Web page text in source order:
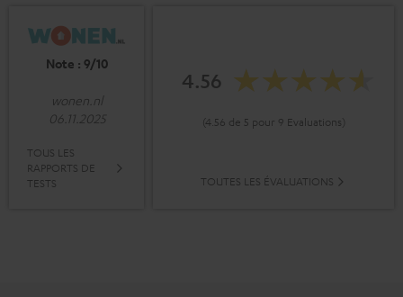
Note : 9/10
wonen.nl
06.11.2025
TOUS LES
RAPPORTS DE
TESTS
4.56
(4.56 de 5 pour 9 Evaluations)
TOUTES LES ÉVALUATIONS